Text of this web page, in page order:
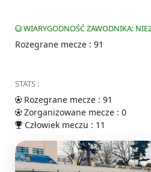
WIARYGODNOŚĆ ZAWODNIKA:
Rozegrane mecze : 91
STATS :
Rozegrane mecze : 91
Zorganizowane mecze : 0
Człowiek meczu : 11